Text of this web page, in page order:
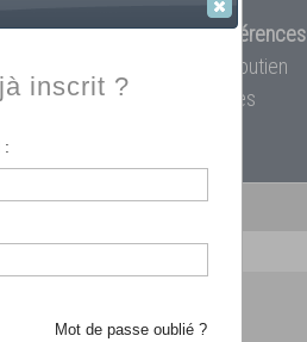
de trouver parmi12908 références
mais aussi des cours de soutien
toutes les écoles privées
recherche d'école
inscrit ?
:
Mot de passe oublié ?